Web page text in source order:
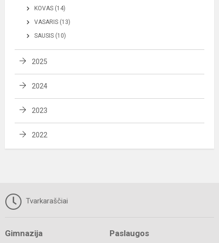
KOVAS (14)
VASARIS (13)
SAUSIS (10)
2025
2024
2023
2022
Tvarkaraščiai
Gimnazija Paslaugos